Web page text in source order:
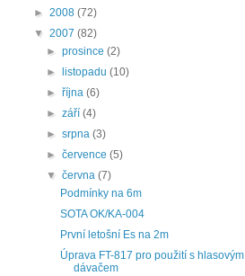
► 2008 (72)
▼ 2007 (82)
►prosince(2)
►
listopadu(10)
►října(6)
►září(4)
►srpna(3)
►července(5)
▼června(7)
Podmínky na 6m
SOTA OK/KA-004
První letošní Es na 2m
Úprava FT-817 pro použití s hlasovým
dávačem